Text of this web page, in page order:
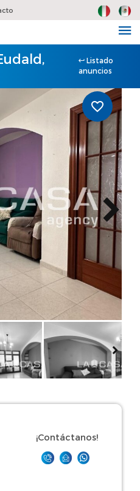
Listado
anuncios
¡Contáctanos!